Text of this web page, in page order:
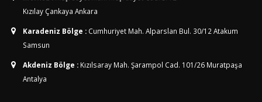
Kızılay Çankaya Ankara
Karadeniz Bölge : Cumhuriyet Mah. Alparslan Bul. 30/12 Atakum
Samsun
Akdeniz Bölge : Kızılsaray Mah. Şarampol Cad. 101/26 Muratpaşa
Antalya